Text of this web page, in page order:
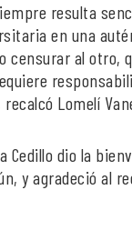
resulta
en una
censurar al otro,
Lomelí
Cedillo dio la
y agradeció al